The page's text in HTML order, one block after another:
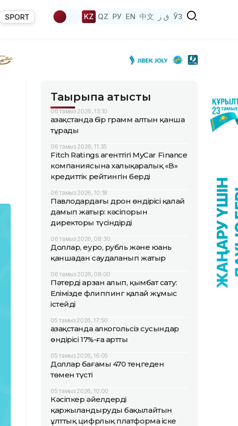
SPORT KZ QZ РУ EN 中文 ق ز ЎЗ
Тақырыпқа қатысты
06 тамыз 2026, 13:10
Қазақстанда бір грамм алтын қанша
тұрады
06 тамыз 2026, 11:35
Fitch Ratings агенттігі MyCar Finance
компаниясына халықаралық «B»
кредиттік рейтингін берді
06 тамыз 2026, 10:18
Павлодардағы дрон өндірісі қалай
дамып жатыр: кәсіпорын
директоры түсіндірді
06 тамыз 2026, 08:30
Доллар, еуро, рубль және юань
қаншадан саудаланып жатыр
06 тамыз 2026, 08:00
Пәтерді арзан алып, қымбат сату:
Елімізде флиппинг қалай жұмыс
істейді
05 тамыз 2026, 17:50
Қазақстанда алкогольсіз сусындар
өндірісі 17%-ға артты
05 тамыз 2026, 16:05
Доллар бағамы 470 теңгеден
төмен түсті
05 тамыз 2026, 10:00
Кәсіпкер әйелдерді
қаржыландыруды бақылайтын
ұлттық цифрлық платформа іске